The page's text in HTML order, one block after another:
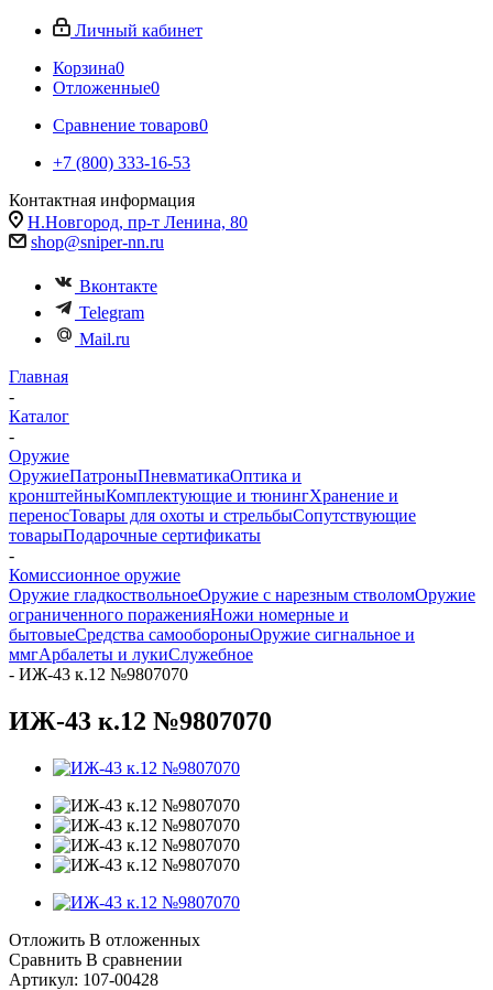
Личный кабинет
Корзина0
Отложенные0
Сравнение товаров0
+7 (800) 333-16-53
Контактная информация
Н.Новгород, пр-т Ленина, 80
shop@sniper-nn.ru
Вконтакте
Telegram
Mail.ru
Главная
-
Каталог
-
Оружие
ОружиеПатроныПневматикаОптика и
кронштейныКомплектующие и тюнингХранение и
переносТовары для охоты и стрельбыСопутствующие
товарыПодарочные сертификаты
-
Комиссионное оружие
Оружие гладкоствольноеОружие с нарезным стволомОружие
ограниченного пораженияНожи номерные и
бытовыеСредства самообороныОружие сигнальное и
ммгАрбалеты и лукиСлужебное
- ИЖ-43 к.12 №9807070
ИЖ-43 к.12 №9807070
Отложить В отложенных
Сравнить В сравнении
Артикул: 107-00428